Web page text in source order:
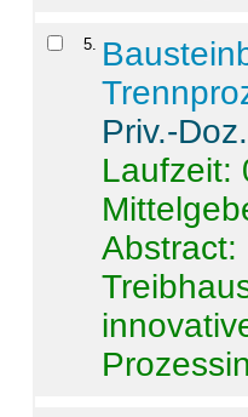
5
Priv.-
Laufzeit:
Abstract: